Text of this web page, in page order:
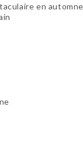
en automne